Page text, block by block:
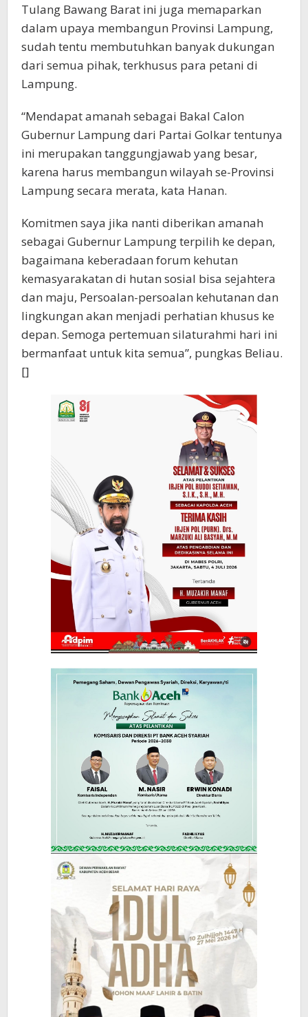
Tulang Bawang Barat ini juga memaparkan
dalam upaya membangun Provinsi Lampung,
sudah tentu membutuhkan banyak dukungan
dari semua pihak, terkhusus para petani di
Lampung.
“Mendapat amanah sebagai Bakal Calon
Gubernur Lampung dari Partai Golkar tentunya
ini merupakan tanggungjawab yang besar,
karena harus membangun wilayah se-Provinsi
Lampung secara merata, kata Hanan.
Komitmen saya jika nanti diberikan amanah
sebagai Gubernur Lampung terpilih ke depan,
bagaimana keberadaan forum kehutan
kemasyarakatan di hutan sosial bisa sejahtera
dan maju, Persoalan-persoalan kehutanan dan
lingkungan akan menjadi perhatian khusus ke
depan. Semoga pertemuan silaturahmi hari ini
bermanfaat untuk kita semua”, pungkas Beliau.
[]